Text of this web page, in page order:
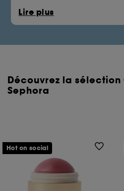
La pastille Clean at Sephora
d’identifier les produits qui
ingrédients issus des
*Clean at Sephora = Des
sélectionnés avec soin.
Lire plus
Découvrez la
Sephora
Hot on social